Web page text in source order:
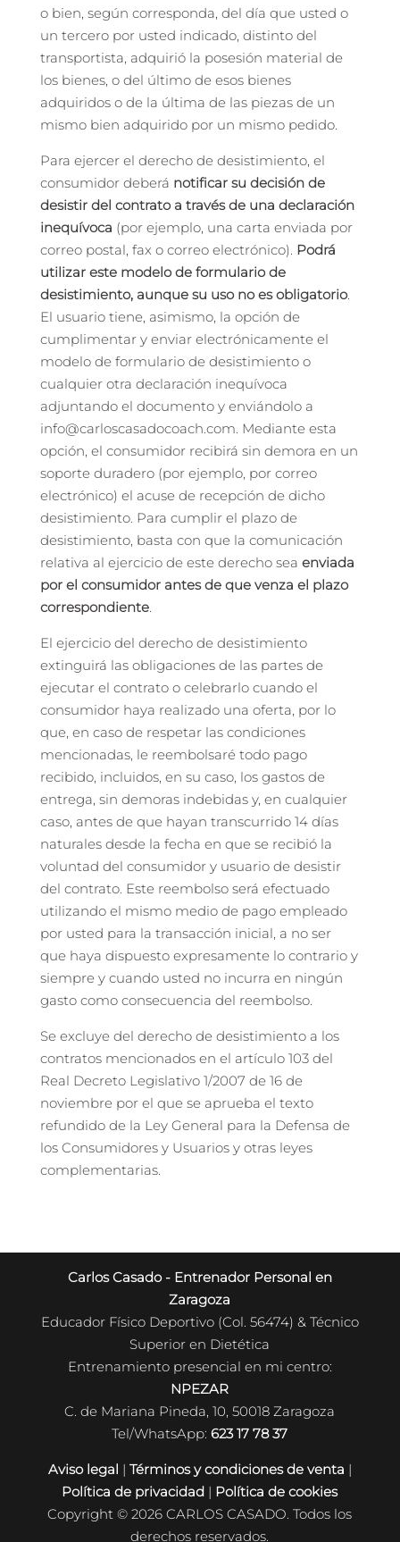
o bien, según corresponda, del día que usted o
un tercero por usted indicado, distinto del
transportista, adquirió la posesión material de
los bienes, o del último de esos bienes
adquiridos o de la última de las piezas de un
mismo bien adquirido por un mismo pedido.
Para ejercer el derecho de desistimiento, el
consumidor deberá notificar su decisión de
desistir del contrato a través de una declaración
inequívoca (por ejemplo, una carta enviada por
correo postal, fax o correo electrónico). Podrá
utilizar este modelo de formulario de
desistimiento, aunque su uso no es obligatorio.
El usuario tiene, asimismo, la opción de
cumplimentar y enviar electrónicamente el
modelo de formulario de desistimiento o
cualquier otra declaración inequívoca
adjuntando el documento y enviándolo a
info@carloscasadocoach.com. Mediante esta
opción, el consumidor recibirá sin demora en un
soporte duradero (por ejemplo, por correo
electrónico) el acuse de recepción de dicho
desistimiento. Para cumplir el plazo de
desistimiento, basta con que la comunicación
relativa al ejercicio de este derecho sea enviada
por el consumidor antes de que venza el plazo
correspondiente.
El ejercicio del derecho de desistimiento
extinguirá las obligaciones de las partes de
ejecutar el contrato o celebrarlo cuando el
consumidor haya realizado una oferta, por lo
que, en caso de respetar las condiciones
mencionadas, le reembolsaré todo pago
recibido, incluidos, en su caso, los gastos de
entrega, sin demoras indebidas y, en cualquier
caso, antes de que hayan transcurrido 14 días
naturales desde la fecha en que se recibió la
voluntad del consumidor y usuario de desistir
del contrato. Este reembolso será efectuado
utilizando el mismo medio de pago empleado
por usted para la transacción inicial, a no ser
que haya dispuesto expresamente lo contrario y
siempre y cuando usted no incurra en ningún
gasto como consecuencia del reembolso.
Se excluye del derecho de desistimiento a los
contratos mencionados en el artículo 103 del
Real Decreto Legislativo 1/2007 de 16 de
noviembre por el que se aprueba el texto
refundido de la Ley General para la Defensa de
los Consumidores y Usuarios y otras leyes
complementarias.
Carlos Casado - Entrenador Personal en
Zaragoza
Educador Físico Deportivo (Col. 56474) & Técnico
Superior en Dietética
Entrenamiento presencial en mi centro:
NPEZAR
C. de Mariana Pineda, 10, 50018 Zaragoza
Tel/WhatsApp:623 17 78 37
Aviso legal | Términos y condiciones de venta |
Política de privacidad | Política de cookies
Copyright © 2026 CARLOS CASADO. Todos los
derechos reservados.